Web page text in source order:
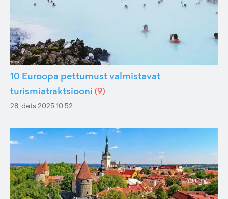
10 Euroopa pettumust valmistavat
turismiatraktsiooni (9)
28. dets 2025 10:52